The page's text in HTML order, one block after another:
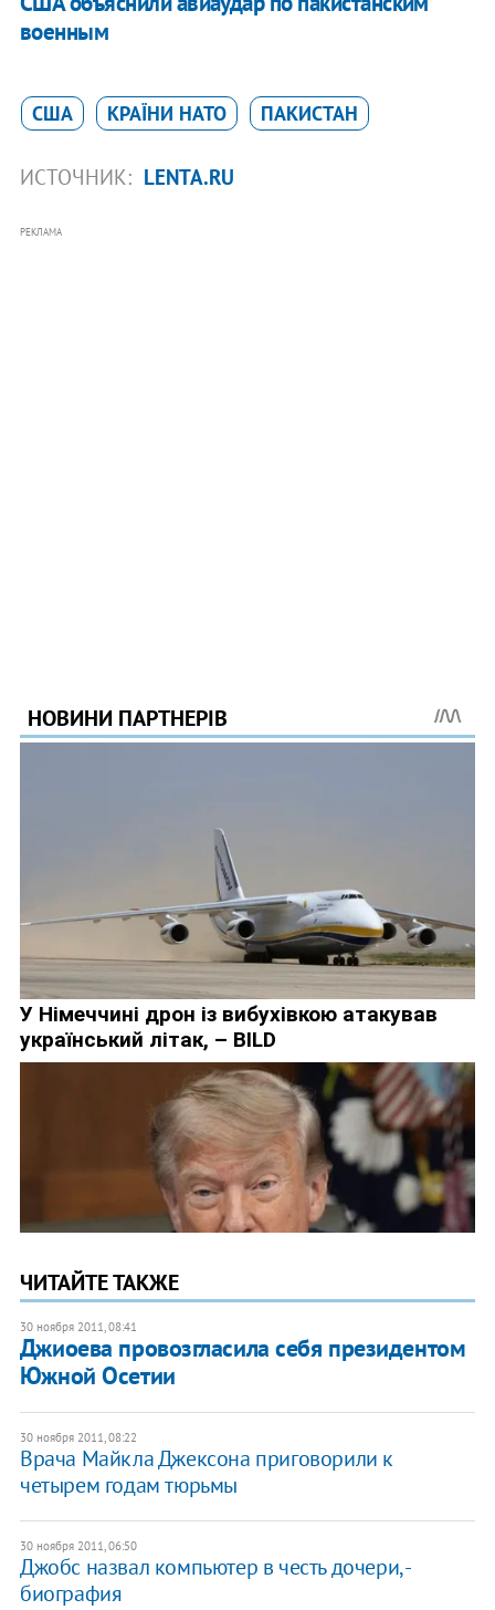
военным
США КРАЇНИ НАТО ПАКИСТАН
ИСТОЧНИК: LENTA.RU
РЕКЛАМА
ЧИТАЙТЕ ТАКЖЕ
30 ноября 2011, 08:41
Джиоева провозгласила себя президентом
Южной Осетии
30 ноября 2011, 08:22
Врача Майкла Джексона приговорили к
четырем годам тюрьмы
30 ноября 2011, 06:50
Джобс назвал компьютер в честь дочери, -
биография